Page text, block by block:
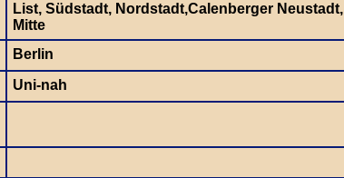
List, Südstadt, Nordstadt,Calenberger Neustadt,
Mitte
Berlin
Uni-nah